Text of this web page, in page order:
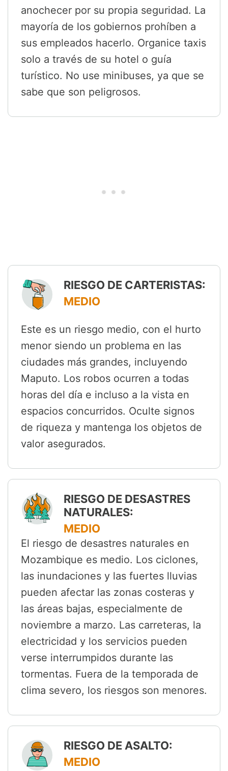
anochecer por su propia seguridad. La
mayoría de los gobiernos prohíben a
sus empleados hacerlo. Organice taxis
solo a través de su hotel o guía
turístico. No use minibuses, ya que se
sabe que son peligrosos.
RIESGO DE CARTERISTAS:
MEDIO
Este es un riesgo medio, con el hurto
menor siendo un problema en las
ciudades más grandes, incluyendo
Maputo. Los robos ocurren a todas
horas del día e incluso a la vista en
espacios concurridos. Oculte signos
de riqueza y mantenga los objetos de
valor asegurados.
RIESGO DE DESASTRES
NATURALES:
MEDIO
El riesgo de desastres naturales en
Mozambique es medio. Los ciclones,
las inundaciones y las fuertes lluvias
pueden afectar las zonas costeras y
las áreas bajas, especialmente de
noviembre a marzo. Las carreteras, la
electricidad y los servicios pueden
verse interrumpidos durante las
tormentas. Fuera de la temporada de
clima severo, los riesgos son menores.
RIESGO DE ASALTO:
MEDIO